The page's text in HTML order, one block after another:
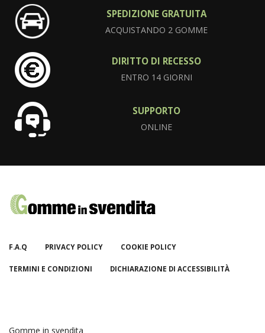
SPEDIZIONE GRATUITA
ACQUISTANDO 2 GOMME
DIRITTO DI RECESSO
ENTRO 14 GIORNI
SUPPORTO
ONLINE
F.A.Q PRIVACY POLICY COOKIE POLICY
TERMINI E CONDIZIONI DICHIARAZIONE DI ACCESSIBILITÀ
Gomme in svendita